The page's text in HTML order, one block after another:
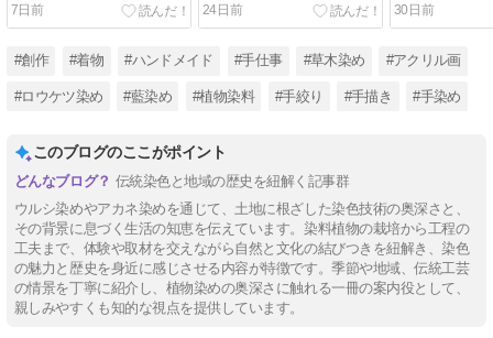
7日前 24日前 30日前
#創作 #着物 #ハンドメイド #手仕事 #草木染め #アクリル画
#ロウケツ染め #藍染め #植物染料 #手絞り #手描き #手染め
このブログのここがポイント
伝統染色と地域の歴史を紐解く記事群
ウルシ染めやアカネ染めを通じて、土地に根ざした染色技術の奥深さと、
その背景に息づく生活の知恵を伝えています。染料植物の栽培から工程の
工夫まで、体験や取材を交えながら自然と文化の結びつきを紐解き、染色
の魅力と歴史を身近に感じさせる内容が特徴です。季節や地域、伝統工芸
の情景を丁寧に紹介し、植物染めの奥深さに触れる一冊の案内役として、
親しみやすくも知的な視点を提供しています。